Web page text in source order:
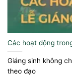
Các hoạt động
Giáng sinh không
theo đạo